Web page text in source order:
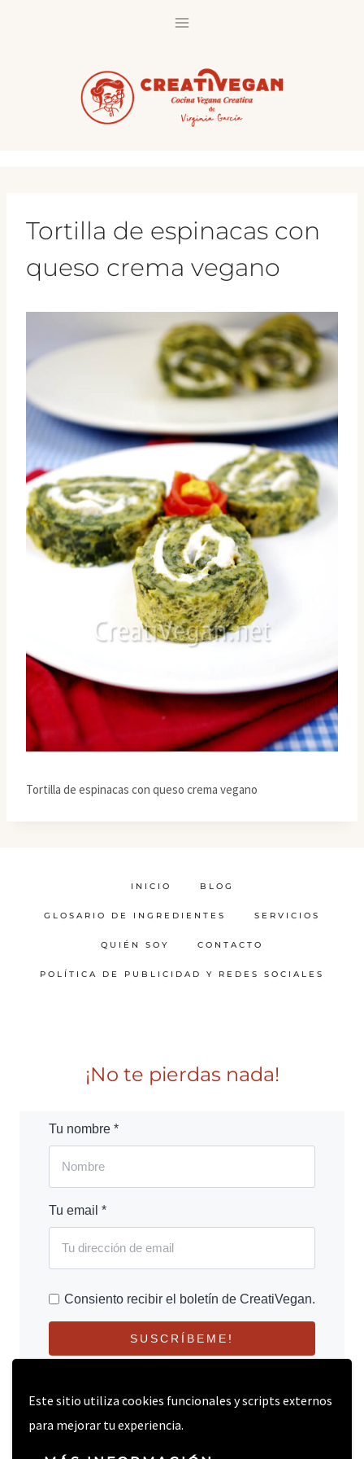
Este sitio utiliza cookies funcionales y scripts externos
para mejorar tu experiencia.
Tortilla de espinacas con
queso crema vegano
Tortilla de espinacas con queso crema vegano
INICIO BLOG
GLOSARIO DE INGREDIENTES SERVICIOS
QUIÉN SOY CONTACTO
POLÍTICA DE PUBLICIDAD Y REDES SOCIALES
¡No te pierdas nada!
Tu nombre *
Tu email *
Consiento recibir el boletín de CreatiVegan.
SUSCRÍBEME!